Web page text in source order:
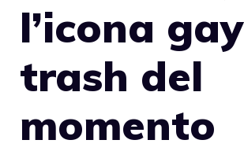
l’icona gay
trash del
momento